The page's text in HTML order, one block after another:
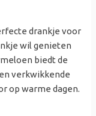
drankje voor
wil genieten
biedt de
verkwikkende
op warme dagen.